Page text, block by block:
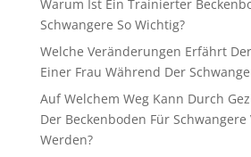
Warum Ist Ein Trainierter
Schwangere So Wichtig?
Welche Veränderungen Erfährt
Einer Frau Während Der
Auf Welchem Weg Kann Durch
Der Beckenboden Für
Werden?